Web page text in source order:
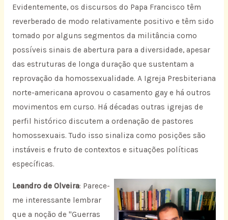
Evidentemente, os discursos do Papa Francisco têm
reverberado de modo relativamente positivo e têm sido
tomado por alguns segmentos da militância como
possíveis sinais de abertura para a diversidade, apesar
das estruturas de longa duração que sustentam a
reprovação da homossexualidade. A Igreja Presbiteriana
norte-americana aprovou o casamento gay e há outros
movimentos em curso. Há décadas outras igrejas de
perfil histórico discutem a ordenação de pastores
homossexuais. Tudo isso sinaliza como posições são
instáveis e fruto de contextos e situações políticas
específicas.
Leandro de Olveira: Parece-
me interessante lembrar
que a noção de "Guerras